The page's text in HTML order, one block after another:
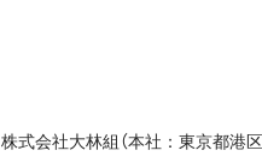
株式会社大林組（本社：東京都港